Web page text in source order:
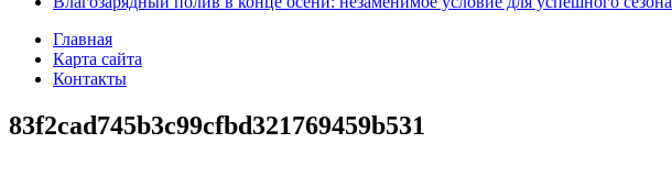
Главная
Карта сайта
Контакты
83f2cad745b3c99cfbd321769459b531